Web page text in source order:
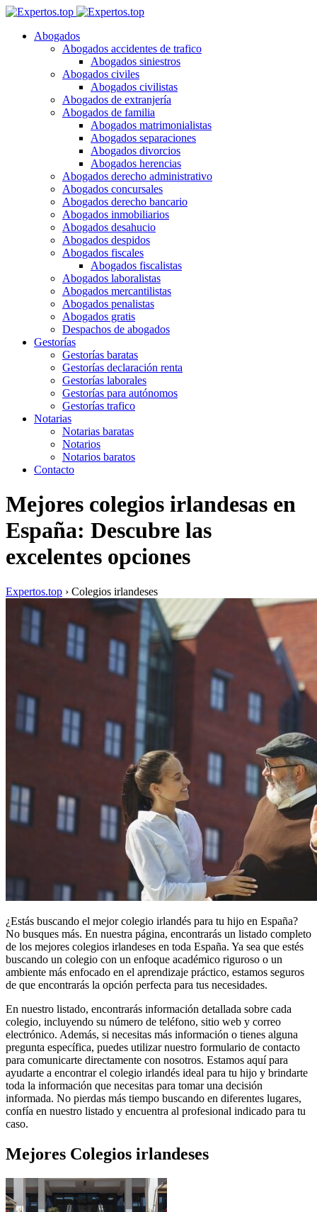
Abogados
Abogados accidentes de trafico
Abogados siniestros
Abogados civiles
Abogados civilistas
Abogados de extranjería
Abogados de familia
Abogados matrimonialistas
Abogados separaciones
Abogados divorcios
Abogados herencias
Abogados derecho administrativo
Abogados concursales
Abogados derecho bancario
Abogados inmobiliarios
Abogados desahucio
Abogados despidos
Abogados fiscales
Abogados fiscalistas
Abogados laboralistas
Abogados mercantilistas
Abogados penalistas
Abogados gratis
Despachos de abogados
Gestorías
Gestorías baratas
Gestorías declaración renta
Gestorías laborales
Gestorías para autónomos
Gestorías trafico
Notarias
Notarias baratas
Notarios
Notarios baratos
Contacto
Mejores colegios irlandesas en
España: Descubre las
excelentes opciones
Expertos.top › Colegios irlandeses
¿Estás buscando el mejor colegio irlandés para tu hijo en España?
No busques más. En nuestra página, encontrarás un listado completo
de los mejores colegios irlandeses en toda España. Ya sea que estés
buscando un colegio con un enfoque académico riguroso o un
ambiente más enfocado en el aprendizaje práctico, estamos seguros
de que encontrarás la opción perfecta para tus necesidades.
En nuestro listado, encontrarás información detallada sobre cada
colegio, incluyendo su número de teléfono, sitio web y correo
electrónico. Además, si necesitas más información o tienes alguna
pregunta específica, puedes utilizar nuestro formulario de contacto
para comunicarte directamente con nosotros. Estamos aquí para
ayudarte a encontrar el colegio irlandés ideal para tu hijo y brindarte
toda la información que necesitas para tomar una decisión
informada. No pierdas más tiempo buscando en diferentes lugares,
confía en nuestro listado y encuentra al profesional indicado para tu
caso.
Mejores Colegios irlandeses